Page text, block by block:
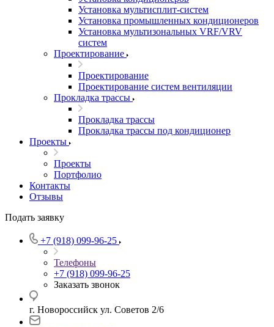
Установка мультисплит-систем
Установка промышленных кондиционеров
Установка мультизональных VRF/VRV
систем
Проектирование
Проектирование
Проектирование систем вентиляции
Прокладка трассы
Прокладка трассы
Прокладка трассы под кондиционер
Проекты
Проекты
Портфолио
Контакты
Отзывы
Подать заявку
+7 (918) 099-96-25
Телефоны
+7 (918) 099-96-25
Заказать звонок
г. Новороссийск ул. Советов 2/6